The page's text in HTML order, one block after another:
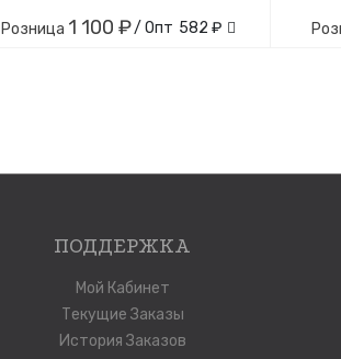
Розница 1 100 ₽/ Опт 582 ₽
ПОДДЕРЖКА
Мой Кабинет
Текущие Заказы
История Заказов